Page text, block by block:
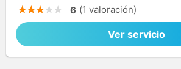
6 (1 valoración)
Ver servicio